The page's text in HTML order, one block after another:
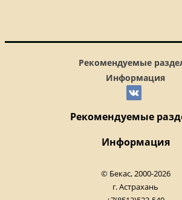
Рекомендуемые
Информация
Рекомендуемые
Информация
© Бекас, 2000-2026
г. Астрахань